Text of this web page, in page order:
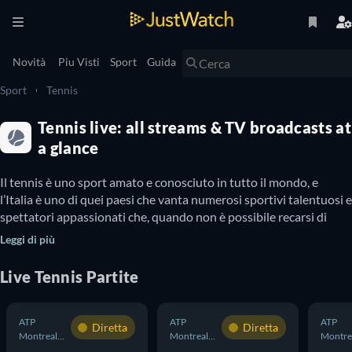
Novità Piu Visti Sport Guida
Sport Tennis
Tennis live: all streams & TV broadcasts at
a glance
Il tennis è uno sport amato e conosciuto in tutto il mondo, e
l’Italia è uno di quei paesi che vanta numerosi sportivi talentuosi e
spettatori appassionati che, quando non è possibile recarsi di
Dove guardare le partite di tennis dall’Italia
campioni di tennis. Tra questi, c’è il campione bulgaro
Dimitrov, la campionessa ucraina Marta Kostyuk e il campione
Leggi di più
Live Tennis Partite
ATP
Montreal
Diretta
ATP
Montreal
Diretta
ATP